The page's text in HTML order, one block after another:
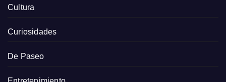
Cultura
Curiosidades
De Paseo